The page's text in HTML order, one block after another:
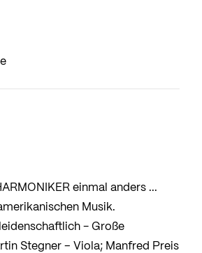
einmal anders ...
Musik.
- Große
Stegner – Viola; Manfred Preis